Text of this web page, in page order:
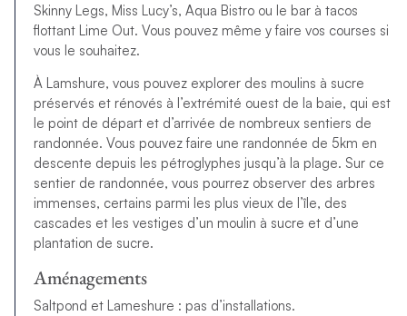
Skinny Legs, Miss Lucy’s, Aqua Bistro ou le bar à tacos
flottant Lime Out. Vous pouvez même y faire vos courses si
vous le souhaitez.
À Lamshure, vous pouvez explorer des moulins à sucre
préservés et rénovés à l’extrémité ouest de la baie, qui est
le point de départ et d’arrivée de nombreux sentiers de
randonnée. Vous pouvez faire une randonnée de 5km en
descente depuis les pétroglyphes jusqu’à la plage. Sur ce
sentier de randonnée, vous pourrez observer des arbres
immenses, certains parmi les plus vieux de l’île, des
cascades et les vestiges d’un moulin à sucre et d’une
plantation de sucre.
Aménagements
Saltpond et Lameshure : pas d’installations.